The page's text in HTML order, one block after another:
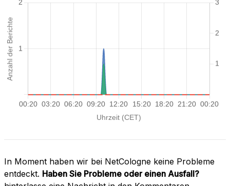
In Moment haben wir bei NetCologne keine Probleme
entdeckt. Haben Sie Probleme oder einen Ausfall?